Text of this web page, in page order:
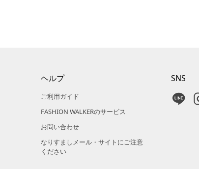
ヘルプ
ご利用ガイド
FASHION WALKERのサービス
お問い合わせ
なりすましメール・サイトにご注意
ください
SNS